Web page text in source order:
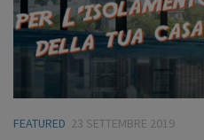
FEATURED 23 SETTEMBRE 2019